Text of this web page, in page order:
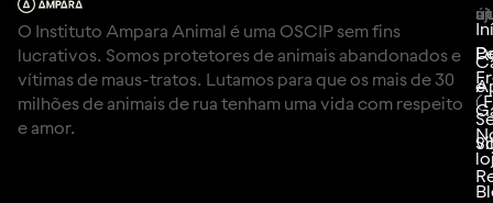
O Instituto Ampara Animal é uma OSCIP sem fins
lucrativos. Somos protetores de animais abandonados e
vítimas de maus-tratos. Lutamos para que os mais de 30
milhões de animais de rua tenham uma vida com respeito
e amor.
e